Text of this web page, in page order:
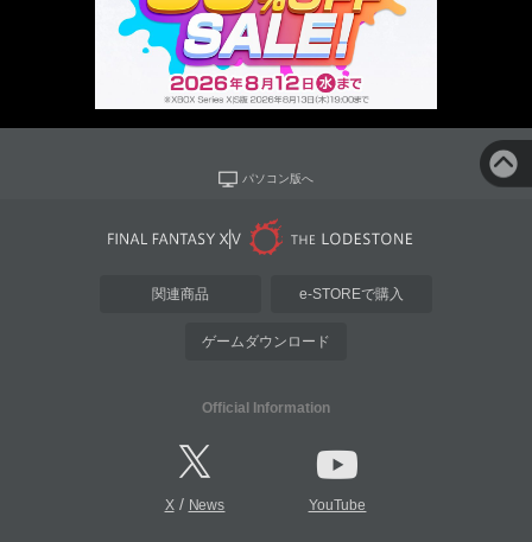
パソコン版へ
関連商品 e-STOREで購入
ゲームダウンロード
Official Information
X/ News YouTube